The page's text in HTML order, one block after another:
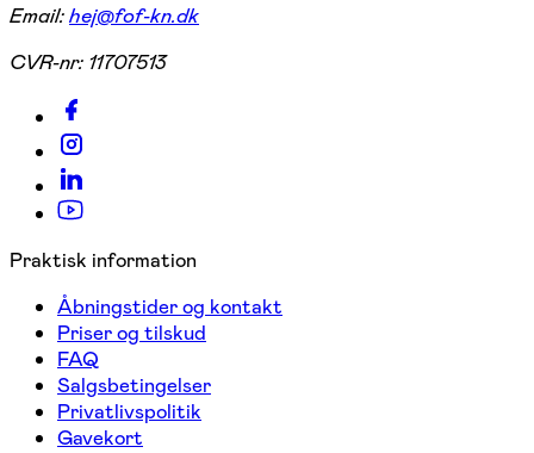
Email:hej@fof-kn.dk
CVR-nr: 11707513
Praktisk information
Åbningstider og kontakt
Priser og tilskud
FAQ
Salgsbetingelser
Privatlivspolitik
Gavekort